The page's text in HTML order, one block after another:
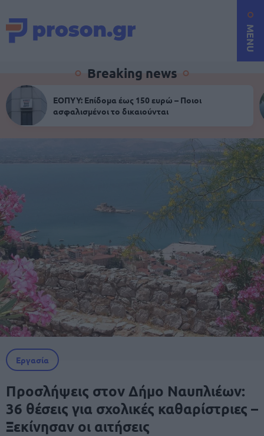
MENU
Breaking news
ΕΟΠΥΥ: Επίδομα έως 150 ευρώ – Ποιοι
ασφαλισμένοι το δικαιούνται
Εργασία
Προσλήψεις στον Δήμο Ναυπλιέων:
36 θέσεις για σχολικές καθαρίστριες –
Ξεκίνησαν οι αιτήσεις